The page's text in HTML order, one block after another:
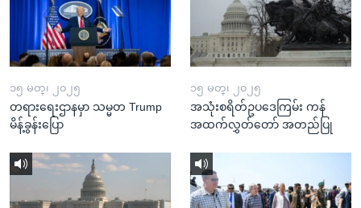
၁၅ မတ္၊ ၂၀၂၅
တရားရေးဌာနမှာ သမ္မတ Trump
မိန့်ခွန်းပြော
၁၅ မတ္၊ ၂၀၂၅
အသုံးစရိတ်ဥပဒေကြမ်း ကန်
အထက်လွှတ်တော် အတည်ပြု